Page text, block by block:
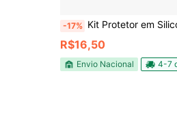
-17% Kit Protetor em Silicone Ponteira Pé Cadeira Mesa Sofá
R$16,50
Envio Nacional 4-7